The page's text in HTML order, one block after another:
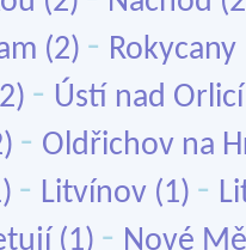
(2) - Rokycany
- Ústí nad Orlicí
- Oldřichov na
- Litvínov (1) -
(1) - Nové